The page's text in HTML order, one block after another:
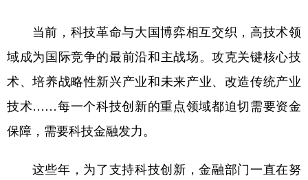
当前，科技革命与大国博弈相互交织，高技术领
域成为国际竞争的最前沿和主战场。攻克关键核心技
术、培养战略性新兴产业和未来产业、改造传统产业
技术……每一个科技创新的重点领域都迫切需要资金
保障，需要科技金融发力。
这些年，为了支持科技创新，金融部门一直在努